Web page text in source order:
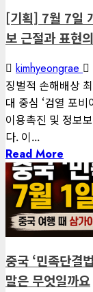
[기획] 7월 7일
보 근절과 표현
kimhyeongrae
징벌적 손해배상
대 중심 ‘검열 포
이용촉진 및 정보
다. 이...
Read More
1 minute read
게재된 글
글로벌 트
중국 ‘민족단결
말은 무엇일까요